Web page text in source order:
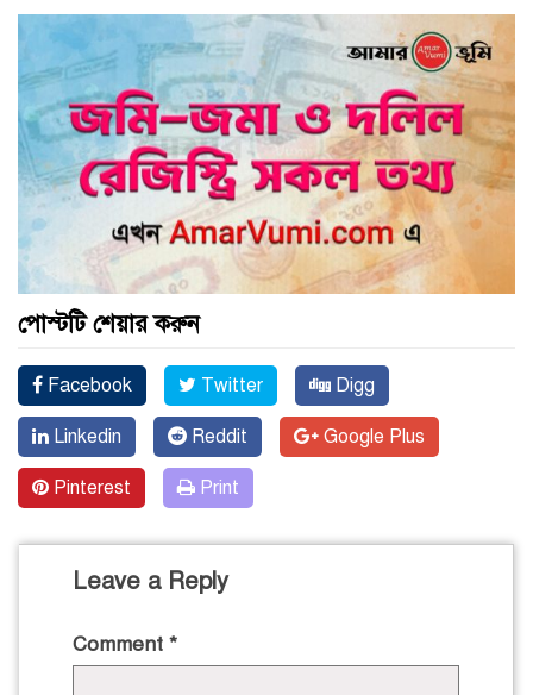
পোস্টটি শেয়ার করুন
Facebook Twitter Digg
Linkedin Reddit Google Plus
Pinterest Print
Leave a Reply
Comment *